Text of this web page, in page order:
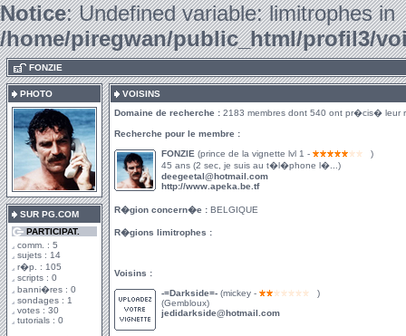
Notice: Undefined variable: limitrophes in
/home/piregwan/public_html/profil3/
FONZIE
PHOTO
SUR PG.COM
PARTICIPAT.
comm. : 5
sujets : 14
r�p. : 105
scripts : 0
banni�res : 0
sondages : 1
votes : 30
tutorials : 0
VOISINS
Domaine de recherche : 2183 membres dont 540 ont pr�cis� leur
Recherche pour le membre :
FONZIE (prince de la vignette lvl 1 -
)
45 ans (2 sec, je suis au t�l�phone l�...)
deegeetal@hotmail.com
http://www.apeka.be.tf
R�gion concern�e : BELGIQUE
R�gions limitrophes :
Voisins :
-=Darkside=- (mickey -
)
(Gembloux)
jedidarkside@hotmail.com